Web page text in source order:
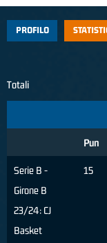
PROFILO
Totali
Pun
Serie B -
Girone B
23/24: CJ
Basket
15